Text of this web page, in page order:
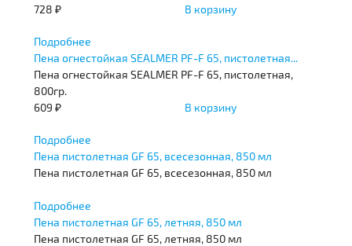
728 ₽
В корзину
Подробнее
Пена огнестойкая SEALMER PF-F 65, пистолетная...
Пена огнестойкая SEALMER PF-F 65, пистолетная,
800гр.
609 ₽
В корзину
Подробнее
Пена пистолетная GF 65, всесезонная, 850 мл
Пена пистолетная GF 65, всесезонная, 850 мл
Подробнее
Пена пистолетная GF 65, летняя, 850 мл
Пена пистолетная GF 65, летняя, 850 мл